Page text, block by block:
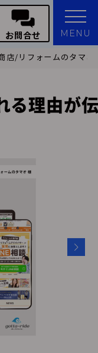
お問合せ MENU
店/リフォームのタマオ
る理由が